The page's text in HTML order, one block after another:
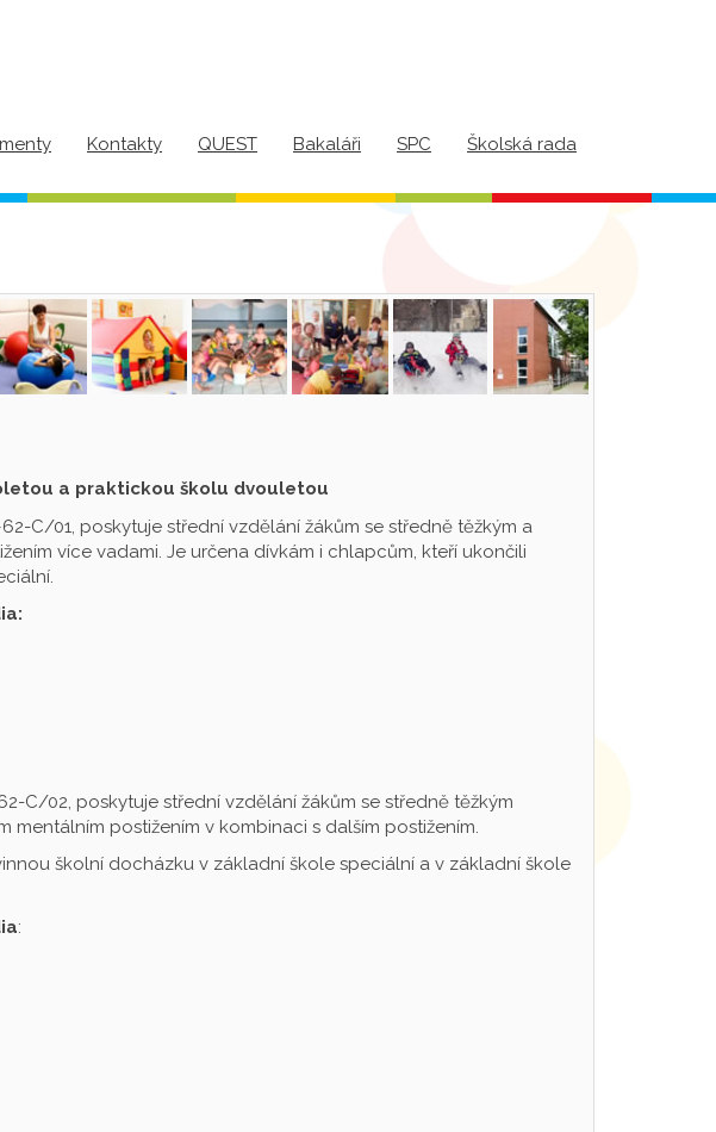
Kontakty QUEST Bakaláři SPC Školská rada
a praktickou školu dvouletou
C/01, poskytuje střední vzdělání žákům se středně těžkým a
více vadami. Je určena dívkám i chlapcům, kteří ukončili
C/02, poskytuje střední vzdělání žákům se středně těžkým
mentálním postižením v kombinaci s dalším postižením.
školní docházku v základní škole speciální a v základní škole
: